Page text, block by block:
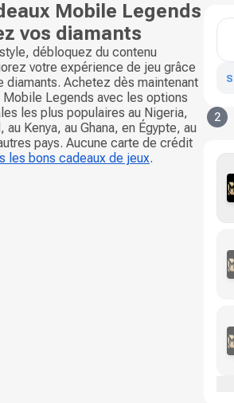
Mobile Legends
vos diamants
débloquez du contenu
votre expérience de jeu grâce
diamants. Achetez dès maintenant
Mobile Legends avec les options
les plus populaires au Nigeria,
au Kenya, au Ghana, en Égypte, au
pays. Aucune carte de crédit
les bons cadeaux de jeux.
2